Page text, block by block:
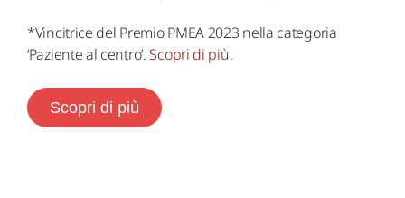
*Vincitrice del Premio PMEA 2023 nella categoria
‘Paziente al centro’. Scopri di più.
Scopri di più